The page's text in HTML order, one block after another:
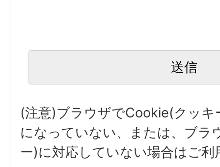
(注意)ブラウザでCookie(クッキ
になっていない、または、ブラ
ー)に対応していない場合はご利